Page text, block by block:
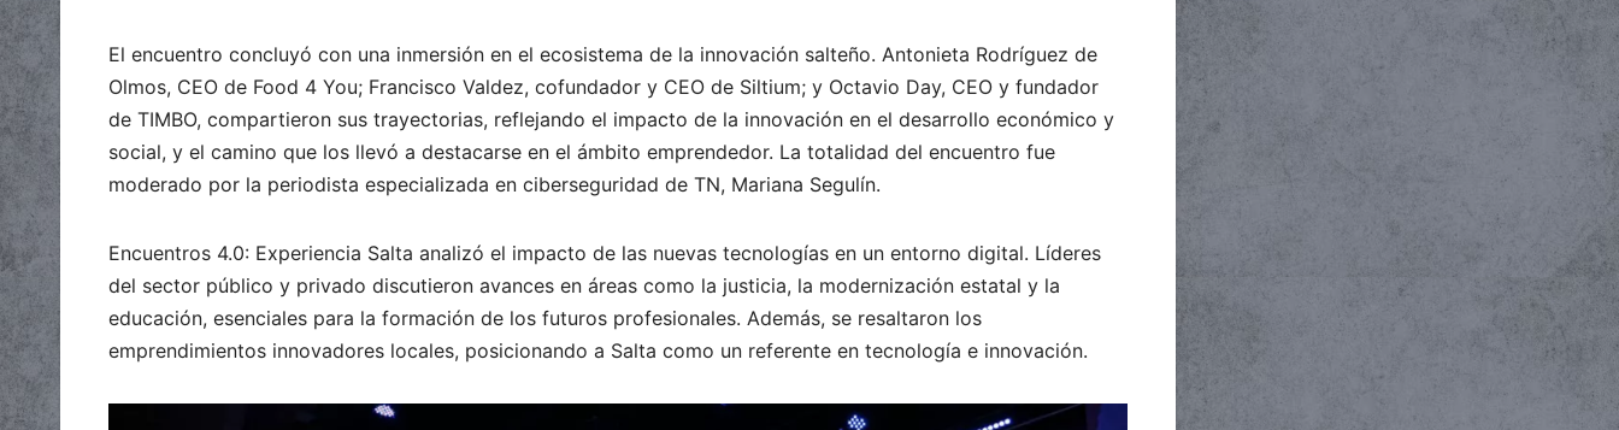
El encuentro concluyó con una inmersión en el ecosistema de la innovación salteño. Antonieta Rodríguez de
Olmos, CEO de Food 4 You; Francisco Valdez, cofundador y CEO de Siltium; y Octavio Day, CEO y fundador
de TIMBO, compartieron sus trayectorias, reflejando el impacto de la innovación en el desarrollo económico y
social, y el camino que los llevó a destacarse en el ámbito emprendedor. La totalidad del encuentro fue
moderado por la periodista especializada en ciberseguridad de TN, Mariana Segulín.
Encuentros 4.0: Experiencia Salta analizó el impacto de las nuevas tecnologías en un entorno digital. Líderes
del sector público y privado discutieron avances en áreas como la justicia, la modernización estatal y la
educación, esenciales para la formación de los futuros profesionales. Además, se resaltaron los
emprendimientos innovadores locales, posicionando a Salta como un referente en tecnología e innovación.